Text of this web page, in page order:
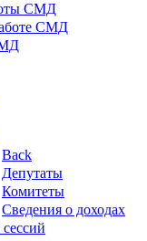
СМД
СМД
Back
Депутаты
Комитеты
Сведения о доходах